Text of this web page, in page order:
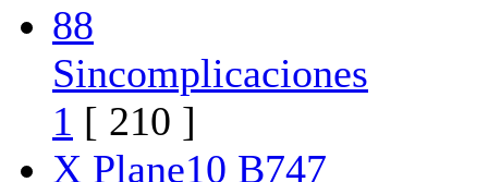
88
Sincomplicaciones
1 [ 210 ]
X Plane10 B747